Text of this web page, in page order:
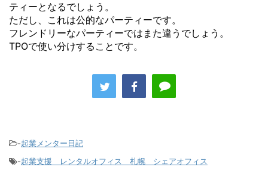
ティーとなるでしょう。
ただし、これは公的なパーティーです。
フレンドリーなパーティーではまた違うでしょう。
TPOで使い分けすることです。
-起業メンター日記
-起業支援 レンタルオフィス 札幌 シェアオフィス